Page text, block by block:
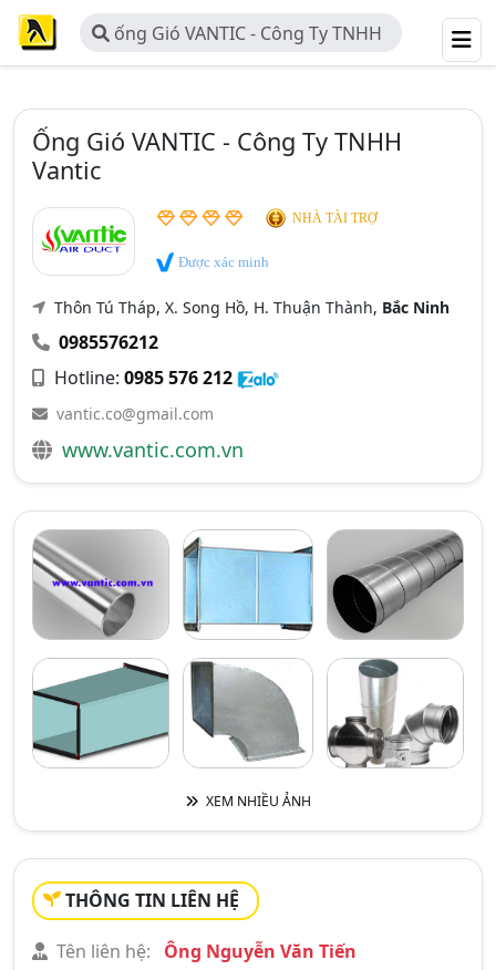
ống Gió VANTIC - Công Ty TNHH
Vantic
Ống Gió VANTIC - Công Ty TNHH
Vantic
NHÀ TÀI TRỢ
Được xác minh
Thôn Tú Tháp, X. Song Hồ, H. Thuận Thành, Bắc Ninh
0985576212
Hotline: 0985 576 212
vantic.co@gmail.com
www.vantic.com.vn
XEM NHIỀU ẢNH
THÔNG TIN LIÊN HỆ
Tên liên hệ:
Ông Nguyễn Văn Tiến